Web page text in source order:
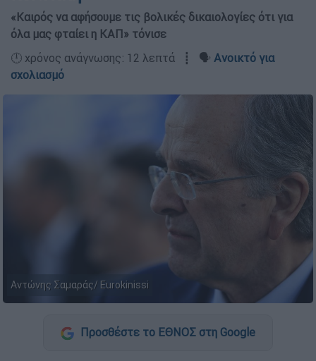
«Καιρός να αφήσουμε τις βολικές δικαιολογίες ότι για
όλα μας φταίει η ΚΑΠ» τόνισε
🕛 χρόνος ανάγνωσης: 12 λεπτά ┋ 🗣️ Ανοικτό για
σχολιασμό
Αντώνης Σαμαράς/ Eurokinissi
Προσθέστε το ΕΘΝΟΣ στη Google